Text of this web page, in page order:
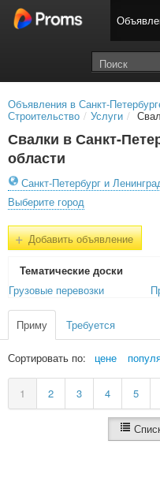
Объявления в Санкт-
Строительство / Услуги /
Свалки в Санкт-
области
Санкт-Петербург и
Выберите город
+Добавить объявление
Тематичеcкие доски
Грузовые перевозки
Приму Требуется
Сортировать по: цене
1 2 3 4 5